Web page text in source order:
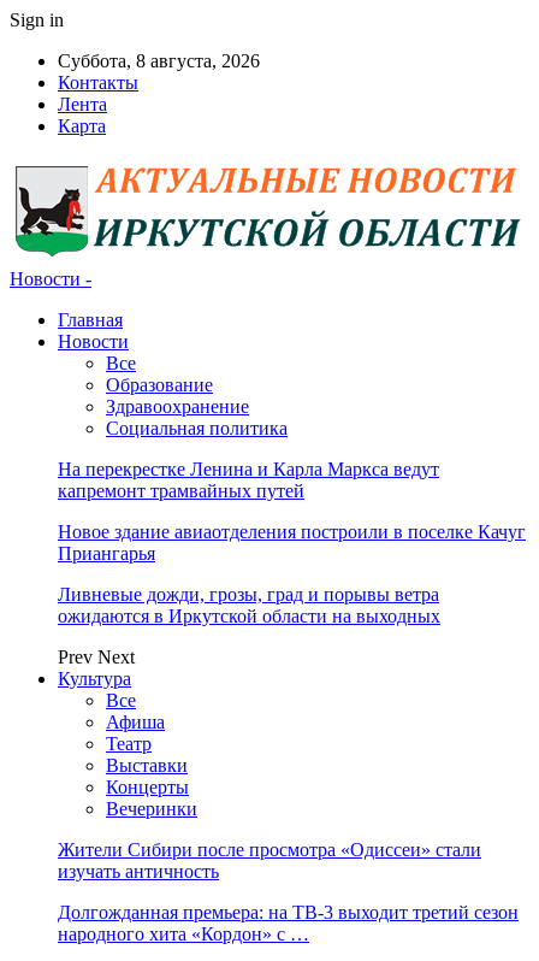
Sign in
Суббота, 8 августа, 2026
Контакты
Лента
Карта
Новости -
Главная
Новости
Все
Образование
Здравоохранение
Социальная политика
На перекрестке Ленина и Карла Маркса ведут
капремонт трамвайных путей
Новое здание авиаотделения построили в поселке Качуг
Приангарья
Ливневые дожди, грозы, град и порывы ветра
ожидаются в Иркутской области на выходных
Prev Next
Культура
Все
Афиша
Театр
Выставки
Концерты
Вечеринки
Жители Сибири после просмотра «Одиссеи» стали
изучать античность
Долгожданная премьера: на ТВ-3 выходит третий сезон
народного хита «Кордон» с …